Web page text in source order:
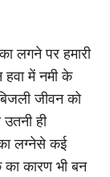
लगने पर हमारी
हवा में नमी के
जीवन को
ही
लग्नेसे कई
का कारण भी बन